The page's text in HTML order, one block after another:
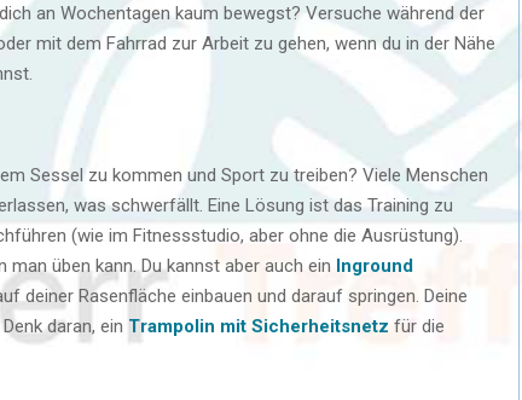
an Wochentagen kaum bewegst? Versuche während der
mit dem Fahrrad zur Arbeit zu gehen, wenn du in der Nähe
Sessel zu kommen und Sport zu treiben? Viele Menschen
was schwerfällt. Eine Lösung ist das Training zu
(wie im Fitnessstudio, aber ohne die Ausrüstung).
üben kann. Du kannst aber auch ein Inground
deiner Rasenfläche einbauen und darauf springen. Deine
daran, ein Trampolin mit Sicherheitsnetz für die